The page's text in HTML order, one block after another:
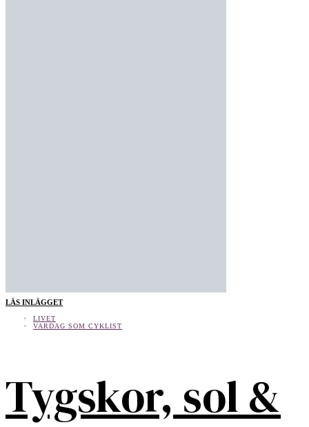
LÄS INLÄGGET
LIVET
VARDAG SOM CYKLIST
Tygskor, sol &